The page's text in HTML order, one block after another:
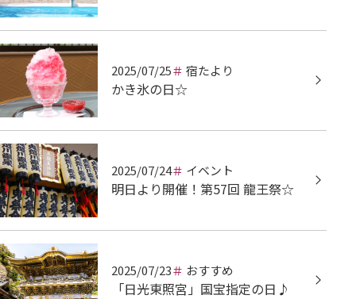
2025/07/25 宿たより
かき氷の日☆
2025/07/24 イベント
明日より開催！第57回 龍王祭☆
2025/07/23 おすすめ
「日光東照宮」国宝指定の日♪